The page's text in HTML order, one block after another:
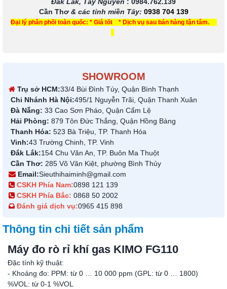
Đắk Lắk, Tây Nguyên : 0984.762.139
Cần Thơ & các tỉnh miền Tây: 0938 704 139
Đại lý phân phối toàn quốc: * Giá tốt * Dịch vụ sau bán hàng tận tâm.
SHOWROOM
Trụ sở HCM:33/4 Bùi Đình Túy, Quận Bình Thạnh
Chi Nhánh Hà Nội:495/1 Nguyễn Trãi, Quận Thanh Xuân
Đà Nẵng: 33 Cao Sơn Pháo, Quận Cẩm Lệ
Hải Phòng: 879 Tôn Đức Thắng, Quận Hồng Bàng
Thanh Hóa: 523 Bà Triệu, TP. Thanh Hóa
Vinh:43 Trường Chinh, TP. Vinh
Đắk Lắk:154 Chu Văn An, TP. Buôn Ma Thuột
Cần Thơ: 285 Võ Văn Kiệt, phường Bình Thủy
Email:Sieuthihaiminh@gmail.com
CSKH Phía Nam:0898 121 139
CSKH Phía Bắc: 0868 50 2002
Đánh giá dịch vụ:0965 415 898
Thông tin chi tiết sản phẩm
Máy đo rò rỉ khí gas KIMO FG110
Đặc tính kỹ thuật:
- Khoảng đo: PPM: từ 0 … 10 000 ppm (GPL: từ 0 … 1800)
%VOL: từ 0-1 %VOL